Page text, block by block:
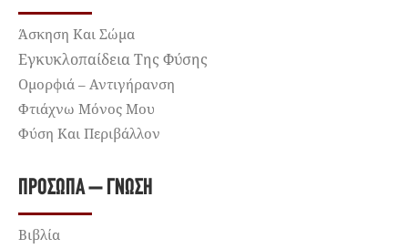
Άσκηση Και Σώμα
Εγκυκλοπαίδεια Της Φύσης
Ομορφιά – Αντιγήρανση
Φτιάχνω Μόνος Μου
Φύση Και Περιβάλλον
ΠΡΌΣΩΠΑ – ΓΝΏΣΗ
Βιβλία